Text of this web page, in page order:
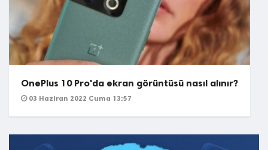
OnePlus 10 Pro'da ekran görüntüsü nasıl alınır?
03 Haziran 2022 Cuma 13:57